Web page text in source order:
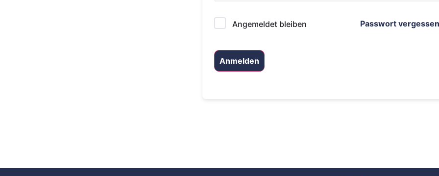
Angemeldet bleiben Passwort
Anmelden